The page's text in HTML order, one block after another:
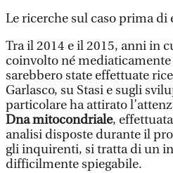
Le ricerche sul caso prima di
Tra il 2014 e il 2015, anni in
coinvolto né
sarebbero state effettuate
Garlasco, su Stasi e sugli
particolare ha attirato
Dna mitocondriale,
analisi disposte durante il
gli inquirenti, si tratta di un
difficilmente spiegabile.